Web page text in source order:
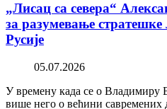
„Лисац са севера“
за разумевање
Русије
05.07.2026
У времену када се о
више него о већини савремених